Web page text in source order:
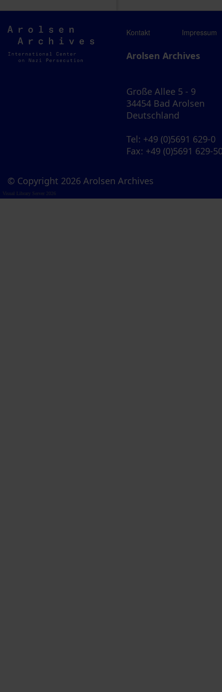
Arolsen
Archives
Kontakt Impressum
Arolsen Archives
Große Allee 5 - 9
34454 Bad Arolsen
Deutschland
Tel: +49 (0)5691 629-0
Fax: +49 (0)5691 629-
© Copyright 2026 Arolsen Archives
Visual Library Server 2026